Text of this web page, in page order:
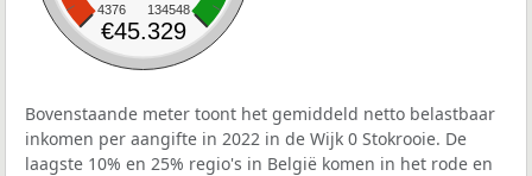
4376 134548
€45.329
Bovenstaande meter toont het gemiddeld netto belastbaar
inkomen per aangifte in 2022 in de Wijk 0 Stokrooie. De
laagste 10% en 25% regio's in België komen in het rode en